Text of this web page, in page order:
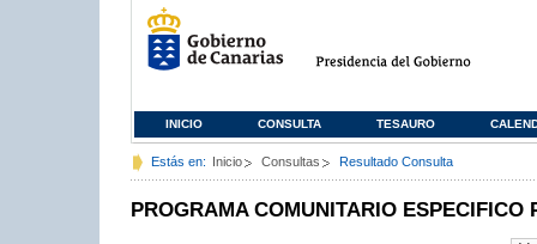
INICIO CONSULTA TESAURO
Estás en: Inicio Consultas Resultado Consulta
PROGRAMA COMUNITARIO ESPECIFICO